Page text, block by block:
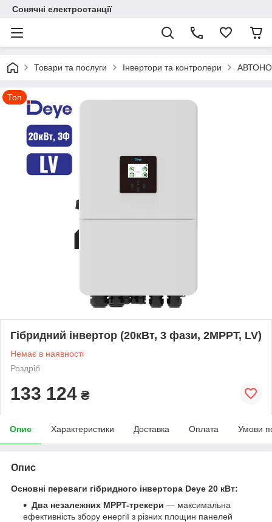
Сонячні електростанції
Товари та послуги Інвертори та контролери
Топ
Гібридний інвертор (20кВт, 3 фази, 2MPPT, LV)
Немає в наявності
Роздріб
133 124 ₴
Опис Характеристики Доставка Оплата Умови
Опис
Основні переваги гібридного інвертора Deye 20 кВт:
Два незалежних MPPT-трекери — максимальна
ефективність збору енергії з різних площин панелей